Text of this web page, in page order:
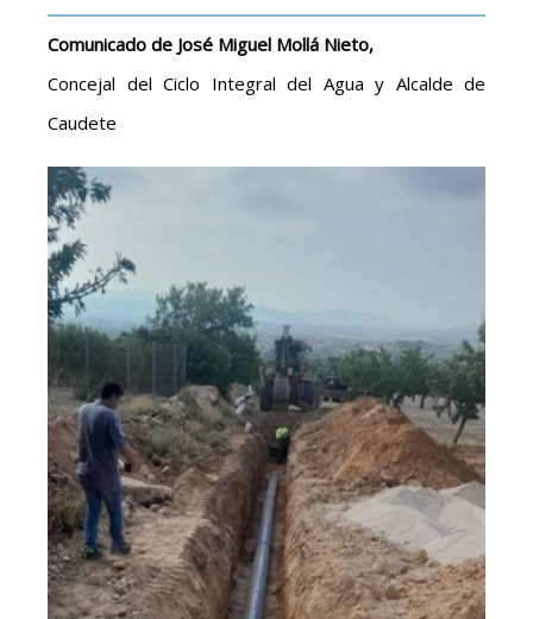
Comunicado de José Miguel Mollá Nieto,
Concejal del Ciclo Integral del Agua y Alcalde de
Caudete